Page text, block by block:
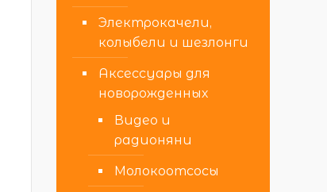
Электрокачели,
колыбели и шезлонги
Аксессуары для
новорожденных
Видео и
радионяни
Молокоотсосы